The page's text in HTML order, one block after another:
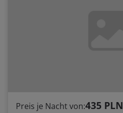
Preis je Nacht von:435 PLN